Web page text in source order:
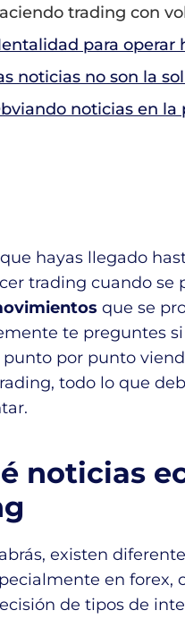
trading con
para operar
noticias no son la
noticias en la
hayas llegado
trading cuando se
que se
te preguntes
punto por punto
todo lo que
noticias
existen
en forex,
de tipos de